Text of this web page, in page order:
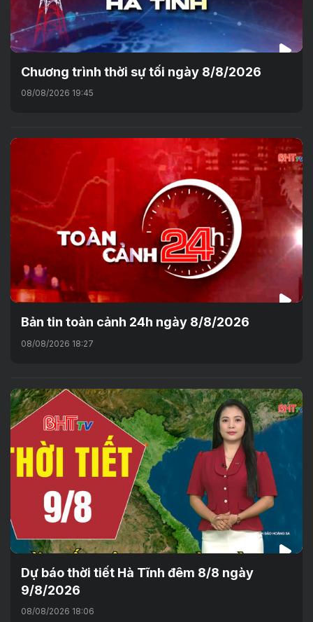
Chương trình thời sự tối ngày 8/8/2026
08/08/2026 19:45
Bản tin toàn cảnh 24h ngày 8/8/2026
08/08/2026 18:27
Dự báo thời tiết Hà Tĩnh đêm 8/8 ngày
9/8/2026
08/08/2026 18:06